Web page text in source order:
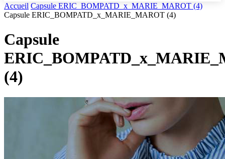
Accueil Capsule ERIC_BOMPATD_x_MARIE_MAROT (4)
Capsule ERIC_BOMPATD_x_MARIE_MAROT (4)
Capsule
(4)